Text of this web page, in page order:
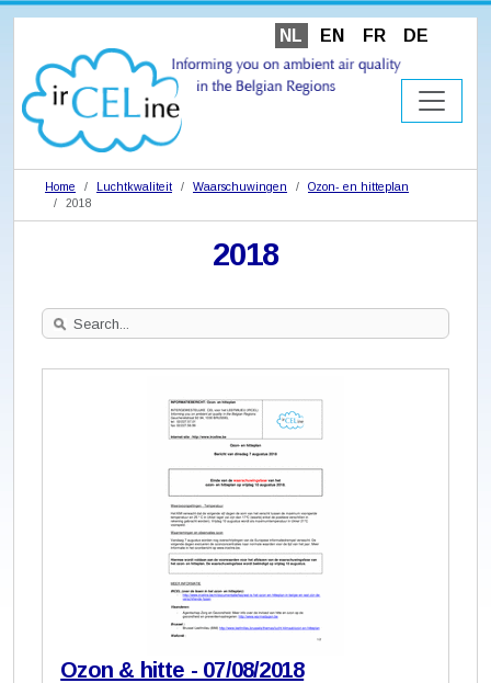
NL EN FR DE
Home Luchtkwaliteit Waarschuwingen
Ozon- en hitteplan
2018
2018
Search
Site
Ozon & hitte - 07/08/2018